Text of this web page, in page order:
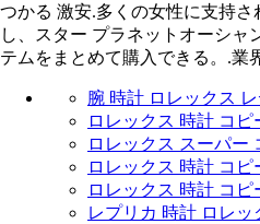
つかる 激安.多くの女性に支持さ
し、スター プラネットオーシャ
テムをまとめて購入できる。.業
腕 時計 ロレックス
ロレックス 時計 コピ
ロレックス スーパー
ロレックス 時計 コピ
ロレックス 時計 コピ
レプリカ 時計 ロレッ